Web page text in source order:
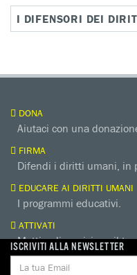
I DIFENSORI DEI
ISCRIVITI ALLA NEWSLETTER
DONA
Aiutaci con una
FIRMA
Difendi i diritti umani, in
EDUCARE AI DIRITTI UMANI
I programmi educativi.
ATTIVATI
Metti a disposizione il
CONTATTACI